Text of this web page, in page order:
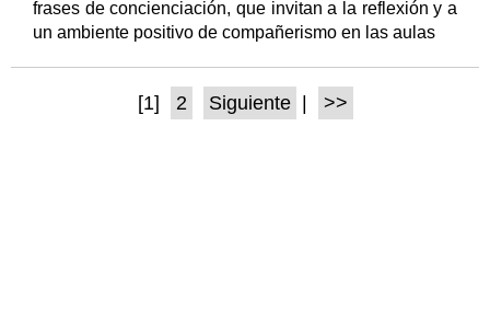
frases de concienciación, que invitan a la reflexión y a
un ambiente positivo de compañerismo en las aulas
[1] 2 Siguiente >>